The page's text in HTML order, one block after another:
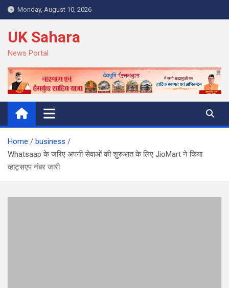
Skip
to
content
Monday, August 10, 2026
UK Sahara
News Portal
Home
business
Whatsaap के जरिए अपनी सेवाओं की शुरुआत के लिए JioMart ने किया
व्हाट्सएप नंबर जारी